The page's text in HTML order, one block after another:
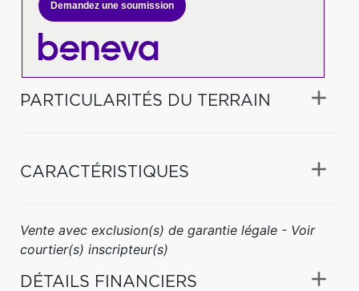
Demandez une soumission
PARTICULARITÉS DU TERRAIN
CARACTÉRISTIQUES
Vente avec exclusion(s) de garantie légale - Voir
courtier(s) inscripteur(s)
DÉTAILS FINANCIERS